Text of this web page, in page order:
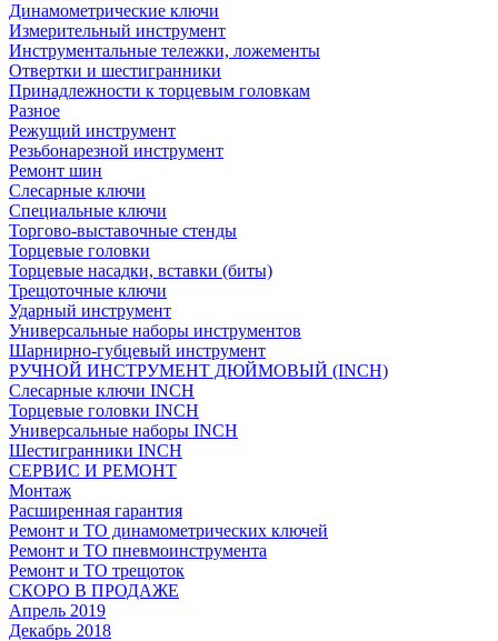
Динамометрические ключи
Измерительный инструмент
Инструментальные тележки, ложементы
Отвертки и шестигранники
Принадлежности к торцевым головкам
Разное
Режущий инструмент
Резьбонарезной инструмент
Ремонт шин
Слесарные ключи
Специальные ключи
Торгово-выставочные стенды
Торцевые головки
Торцевые насадки, вставки (биты)
Трещоточные ключи
Ударный инструмент
Универсальные наборы инструментов
Шарнирно-губцевый инструмент
РУЧНОЙ ИНСТРУМЕНТ ДЮЙМОВЫЙ (INCH)
Слесарные ключи INCH
Торцевые головки INCH
Универсальные наборы INCH
Шестигранники INCH
СЕРВИС И РЕМОНТ
Монтаж
Расширенная гарантия
Ремонт и ТО динамометрических ключей
Ремонт и ТО пневмоинструмента
Ремонт и ТО трещоток
СКОРО В ПРОДАЖЕ
Апрель 2019
Декабрь 2018